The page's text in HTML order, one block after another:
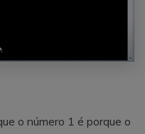
o número 1 é porque o